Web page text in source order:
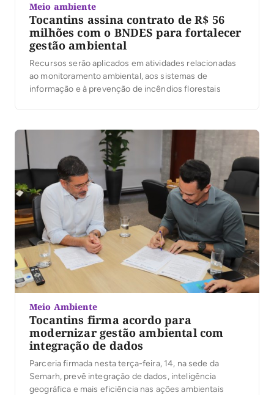
Meio ambiente
Tocantins assina contrato de R$ 56
milhões com o BNDES para fortalecer
gestão ambiental
Recursos serão aplicados em atividades relacionadas
ao monitoramento ambiental, aos sistemas de
informação e à prevenção de incêndios florestais
Meio Ambiente
Tocantins firma acordo para
modernizar gestão ambiental com
integração de dados
Parceria firmada nesta terça-feira, 14, na sede da
Semarh, prevê integração de dados, inteligência
geográfica e mais eficiência nas ações ambientais